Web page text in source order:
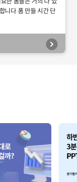
니다 폼 만들 시간 단